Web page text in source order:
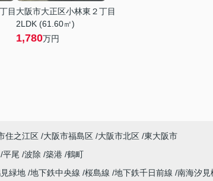
目 大阪市大正区小林東２丁目
2LDK (61.60㎡)
1,780万円
住之江区 大阪市福島区 大阪市北区 東大阪市
平尾 波除 築港 鶴町
緑地 地下鉄中央線 桜島線 地下鉄千日前線 南海汐